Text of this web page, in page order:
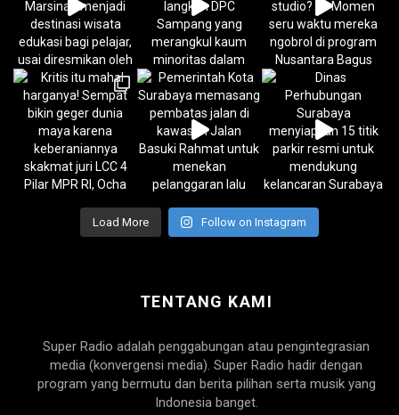
Load More Follow on Instagram
TENTANG KAMI
Super Radio adalah penggabungan atau pengintegrasian
media (konvergensi media). Super Radio hadir dengan
program yang bermutu dan berita pilihan serta musik yang
Indonesia banget.